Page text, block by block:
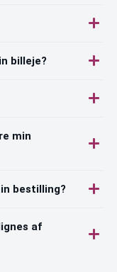
billeje?
min
bestilling?
af